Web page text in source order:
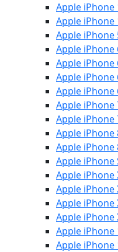
Apple iPhone
Apple iPhone
Apple iPhone
Apple iPhone
Apple iPhone
Apple iPhone
Apple iPhone
Apple iPhone
Apple iPhone
Apple iPhone
Apple iPhone
Apple iPhone
Apple iPhone
Apple iPhone
Apple iPhone
Apple iPhone
Apple iPhone
Apple iPhone